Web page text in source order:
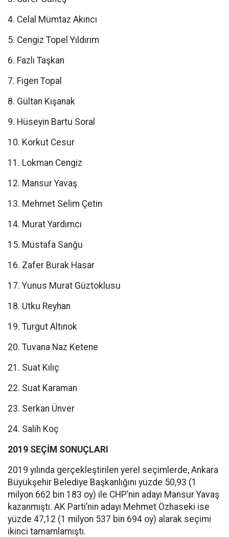
4. Celal Mümtaz Akıncı
5. Cengiz Topel Yıldırım
6. Fazlı Taşkan
7. Figen Topal
8. Gültan Kışanak
9. Hüseyin Bartu Soral
10. Korkut Cesur
11. Lokman Cengiz
12. Mansur Yavaş
13. Mehmet Selim Çetin
14. Murat Yardımcı
15. Mustafa Sanğu
16. Zafer Burak Hasar
17. Yunus Murat Güztoklusu
18. Utku Reyhan
19. Turgut Altınok
20. Tuvana Naz Ketene
21. Suat Kılıç
22. Suat Karaman
23. Serkan Ünver
24. Salih Koç
2019 SEÇİM SONUÇLARI
2019 yılında gerçekleştirilen yerel seçimlerde, Ankara
Büyükşehir Belediye Başkanlığını yüzde 50,93 (1
milyon 662 bin 183 oy) ile CHP’nin adayı Mansur Yavaş
kazanmıştı. AK Parti’nin adayı Mehmet Özhaseki ise
yüzde 47,12 (1 milyon 537 bin 694 oy) alarak seçimi
ikinci tamamlamıştı.